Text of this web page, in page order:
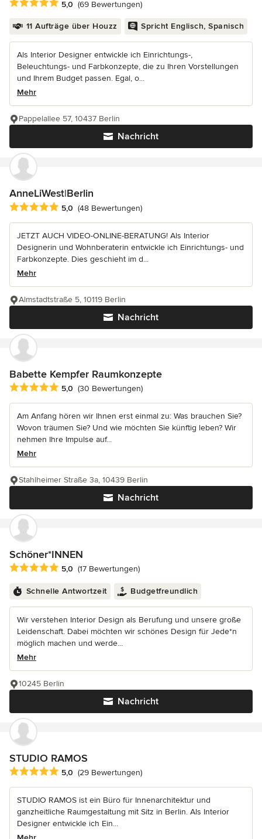
Durchschnittliche Bewertung: 5 von 5 Sternen
5,0 (69 Bewertungen)
11 Aufträge über Houzz Spricht Englisch, Spanisch
Als Interior Designer entwickle ich Einrichtungs-,
Beleuchtungs- und Farbkonzepte, die zu Ihren Vorstellungen
und Ihrem Budget passen. Egal, o...
Mehr
Nachricht
Pappelallee 57, 10437 Berlin
AnneLiWest|Berlin
Durchschnittliche Bewertung: 5 von 5 Sternen
5,0 (48 Bewertungen)
JETZT AUCH VIDEO-ONLINE-BERATUNG! Als Interior
Designerin und Wohnberaterin entwickle ich Einrichtungs- und
Farbkonzepte. Dies geschieht im d...
Mehr
Nachricht
Almstadtstraße 5, 10119 Berlin
Babette Kempfer Raumkonzepte
Durchschnittliche Bewertung: 5 von 5 Sternen
5,0 (30 Bewertungen)
Am Anfang hören wir Ihnen erst einmal zu: Was brauchen Sie?
Wovon träumen Sie? Und wie möchten Sie künftig leben? Wir
nehmen Ihre Impulse auf...
Mehr
Nachricht
Stahlheimer Straße 3a, 10439 Berlin
Schöner*INNEN
Durchschnittliche Bewertung: 5 von 5 Sternen
5,0 (17 Bewertungen)
Schnelle Antwortzeit Budgetfreundlich
Wir verstehen Interior Design als Berufung und unsere große
Leidenschaft. Dabei möchten wir schönes Design für Jede*n
möglich machen und werde...
Mehr
Nachricht
10245 Berlin
STUDIO RAMOS
Durchschnittliche Bewertung: 5 von 5 Sternen
5,0 (29 Bewertungen)
STUDIO RAMOS ist ein Büro für Innenarchitektur und
ganzheitliche Raumgestaltung mit Sitz in Berlin. Als Interior
Designer entwickle ich Ein...